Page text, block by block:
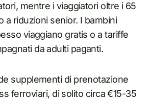
mentre i viaggiatori oltre i 65
a riduzioni senior. I bambini
viaggiano gratis o a tariffe
da adulti paganti.
supplementi di prenotazione
ferroviari, di solito circa €15-35